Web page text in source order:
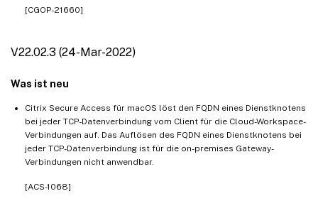
[CGOP-21660]
V22.02.3 (24-Mar-2022)
Was ist neu
Citrix Secure Access für macOS löst den FQDN eines Dienstknotens
bei jeder TCP-Datenverbindung vom Client für die Cloud-Workspace-
Verbindungen auf. Das Auflösen des FQDN eines Dienstknotens bei
jeder TCP-Datenverbindung ist für die on-premises Gateway-
Verbindungen nicht anwendbar.
[ACS-1068]